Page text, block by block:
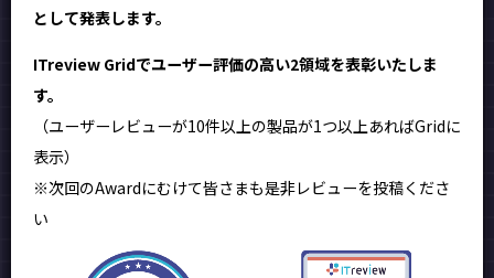
として発表します。
ITreview Gridでユーザー評価の高い2領域を表彰いたしま
す。
（ユーザーレビューが10件以上の製品が1つ以上あればGridに
表示）
※次回のAwardにむけて皆さまも是非レビューを投稿くださ
い